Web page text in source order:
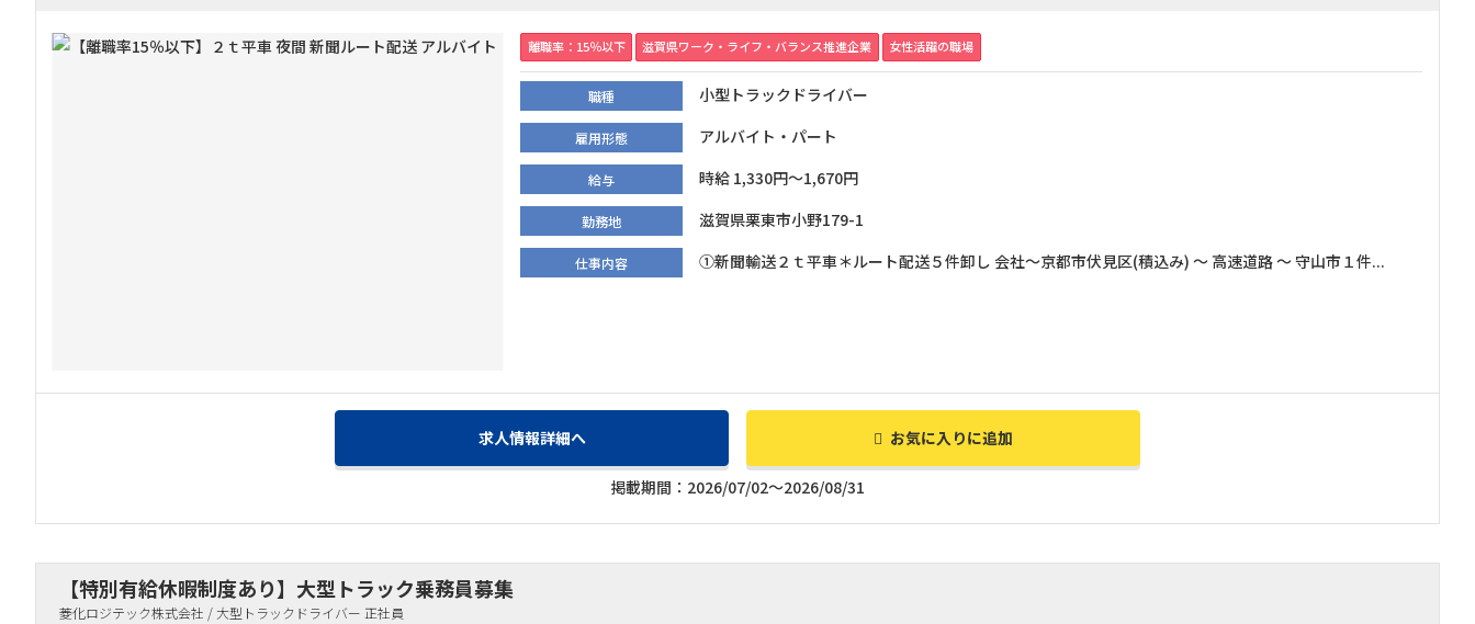
離職率：15％以下 滋賀県ワーク・ライフ・バランス推進企業 女性活躍の職場
職種 小型トラックドライバー
雇用形態 アルバイト・パート
給与 時給 1,330円～1,670円
勤務地 滋賀県栗東市小野179-1
仕事内容 ①新聞輸送２ｔ平車＊ルート配送５件卸し 会社～京都市伏見区(積込み) ～ 高速道路 ～ 守山市１件...
求人情報詳細へ お気に入りに追加
掲載期間：2026/07/02～2026/08/31
【特別有給休暇制度あり】大型トラック乗務員募集
菱化ロジテック株式会社 / 大型トラックドライバー 正社員